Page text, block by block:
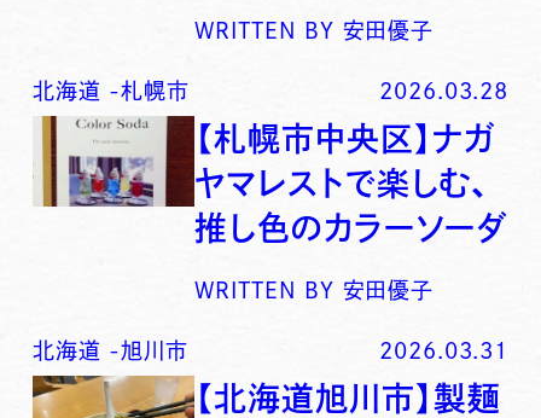
WRITTEN BY 安田優子
北海道 -札幌市 2026.03.28
【札幌市中央区】ナガ
ヤマレストで楽しむ、
推し色のカラーソーダ
WRITTEN BY 安田優子
北海道 -旭川市 2026.03.31
【北海道旭川市】製麺